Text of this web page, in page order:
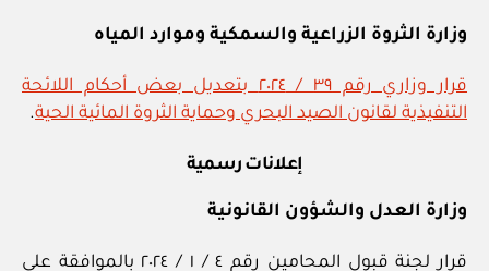
وزارة الثروة الزراعية والسمكية وموارد المياه
قرار وزاري رقم ٣٩ / ٢٠٢٤ بتعديل بعض أحكام اللائحة
التنفيذية لقانون الصيد البحري وحماية الثروة المائية الحية.
إعلانات رسمية
وزارة العدل والشؤون القانونية
قرار لجنة قبول المحامين رقم ٤ / ١ / ٢٠٢٤ بالموافقة على